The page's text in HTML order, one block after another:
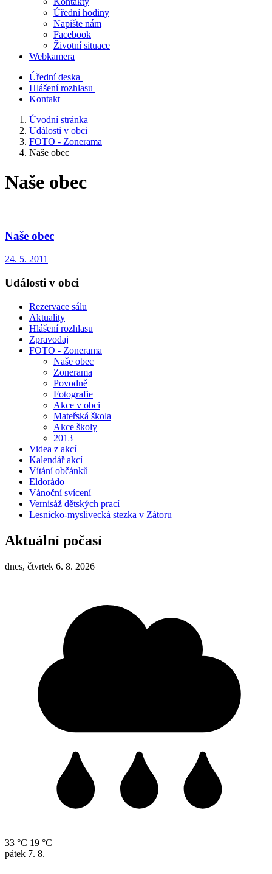
Úřední hodiny
Napište nám
Facebook
Životní situace
Webkamera
Úřední deska
Hlášení rozhlasu
Kontakt
Úvodní stránka
Události v obci
FOTO - Zonerama
Naše obec
Naše obec
Naše obec
24. 5. 2011
Události v obci
Rezervace sálu
Aktuality
Hlášení rozhlasu
Zpravodaj
FOTO - Zonerama
Naše obec
Zonerama
Povodně
Fotografie
Akce v obci
Mateřská škola
Akce školy
2013
Videa z akcí
Kalendář akcí
Vítání občánků
Eldorádo
Vánoční svícení
Vernisáž dětských prací
Lesnicko-myslivecká stezka v Zátoru
Aktuální počasí
dnes, čtvrtek 6. 8. 2026
33 °C 19 °C
pátek 7. 8.